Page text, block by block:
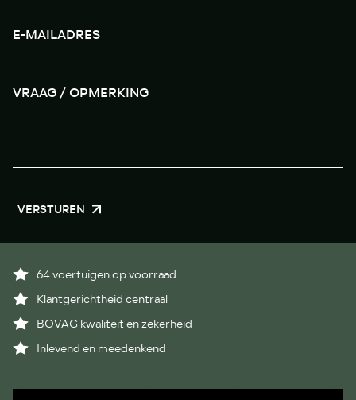
VERSTUREN
64 voertuigen op voorraad
Klantgerichtheid centraal
BOVAG kwaliteit en zekerheid
Inlevend en meedenkend